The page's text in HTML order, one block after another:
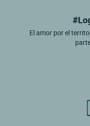
El amor por el